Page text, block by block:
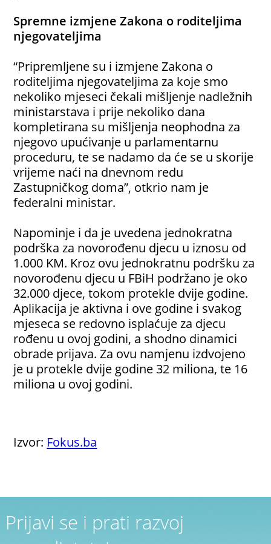
Spremne izmjene Zakona o roditeljima
njegovateljima
“Pripremljene su i izmjene Zakona o
roditeljima njegovateljima za koje smo
nekoliko mjeseci čekali mišljenje nadležnih
ministarstava i prije nekoliko dana
kompletirana su mišljenja neophodna za
njegovo upućivanje u parlamentarnu
proceduru, te se nadamo da će se u skorije
vrijeme naći na dnevnom redu
Zastupničkog doma”, otkrio nam je
federalni ministar.
Napominje i da je uvedena jednokratna
podrška za novorođenu djecu u iznosu od
1.000 KM. Kroz ovu jednokratnu podršku za
novorođenu djecu u FBiH podržano je oko
32.000 djece, tokom protekle dvije godine.
Aplikacija je aktivna i ove godine i svakog
mjeseca se redovno isplaćuje za djecu
rođenu u ovoj godini, a shodno dinamici
obrade prijava. Za ovu namjenu izdvojeno
je u protekle dvije godine 32 miliona, te 16
miliona u ovoj godini.
Izvor: Fokus.ba
Prijavi se i prati razvoj